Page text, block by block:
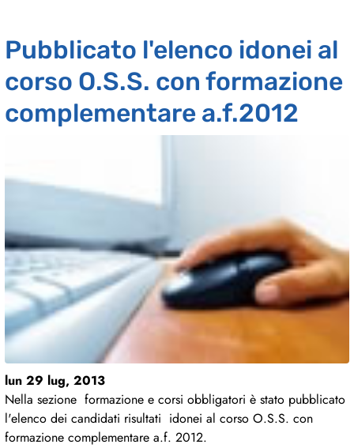
Pubblicato l'elenco idonei al
corso O.S.S. con formazione
complementare a.f.2012
lun 29 lug, 2013
Nella sezione formazione e corsi obbligatori è stato pubblicato
l'elenco dei candidati risultati idonei al corso O.S.S. con
formazione complementare a.f. 2012.